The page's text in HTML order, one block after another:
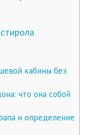
кабины без
что она собой
и определение